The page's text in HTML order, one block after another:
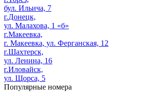
бул. Ильича, 7
г.Донецк,
ул. Малахова, 1 «б»
г.Макеевка,
г. Макеевка, ул. Ферганская, 12
г.Шахтерск,
ул. Ленина, 16
г.Иловайск,
ул. Щорса, 5
Популярные номера